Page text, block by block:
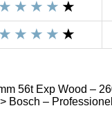
56t Exp Wood –
–